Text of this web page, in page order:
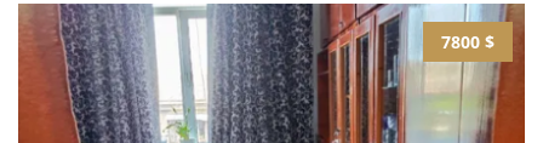
7800 $